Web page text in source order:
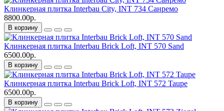
Клинкерная плитка Interbau City, INT 734 Санремо
8800.00р.
В корзину
Клинкерная плитка Interbau Brick Loft, INT 570 Sand
6500.00р.
В корзину
Клинкерная плитка Interbau Brick Loft, INT 572 Taupe
6500.00р.
В корзину